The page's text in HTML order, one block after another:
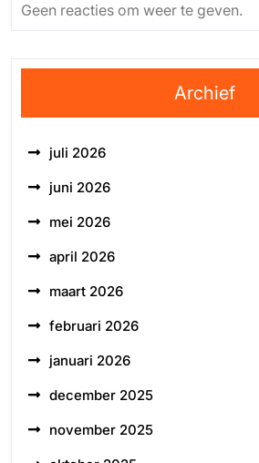
Geen reacties om weer te geven.
Archief
juli 2026
juni 2026
mei 2026
april 2026
maart 2026
februari 2026
januari 2026
december 2025
november 2025